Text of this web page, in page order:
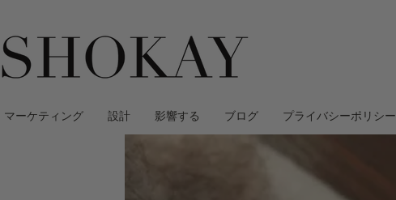
マーケティング 設計 影響する ブログ プライバシーポリシー